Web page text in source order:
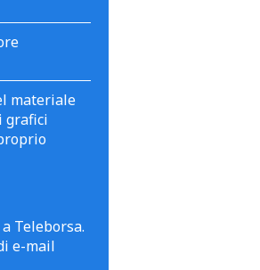
materiale
grafici
Teleborsa.
e-mail